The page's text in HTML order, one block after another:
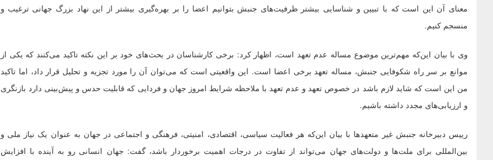
معنای آن این است که با تبیین و شناسایی بیشتر ظرفیت‌های جنبش بتوانیم اعضا را بر بهره‌گیری بیشتر از این نهاد بزرگ جهانی ترغیب و
منسجم کنیم.
وی با بیان این‌که مهم‌ترین موضوع مساله عدم تعهد است، اظهار کرد: برخی کارشناسان در بحث‌های خود بر این نکته تاکید می‌کنند که یکی از
موانع بر سر راه شکوفایی جنبش، مساله تعهد برخی اعضا است. این واقعیتی است که می‌توان آن را مورد تجزیه و تحلیل قرار داد، اما تاکید
من این است که شاید لازم باشد در خصوص تعهد و عدم تعهد با ملاحظه شرایط امروز جهان و فردایی که قابلیت حدس و پیش‌بینی دارد بازنگری
و ارزیابی‌های مجدد داشته باشیم.
رییس دبیرخانه جنبش غیر متعهدها با بیان این‌که هر فعالیت سیاسی، اقتصادی، امنیتی، فرهنگی و اجتماعی در جهان به عنوان یک نیاز ملی و
بین‌المللی برای ملت‌ها و دولت‌های جهان می‌تواند از تفاوت در درجات اهمیت برخوردار باشد، گفت: جهان انسانی رو به آینده با افزایش